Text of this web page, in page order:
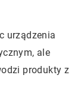
urządzenia
ale
produkty z